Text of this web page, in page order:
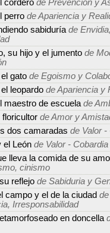
cordero de Prevención y
perro de Apariencia y
sabiduría de
su hijo y el jumento de
gato de Egoismo y
leopardo de Apariencia y
maestro de escuela de
floricultor de Amor y
dos camaradas de Valor -
el León de Valor - Cobardia
lleva la comida de su amo
cinismo
reflejo de Sabiduria y
campo y el de la ciudad
Irresponsabilidad
en doncella